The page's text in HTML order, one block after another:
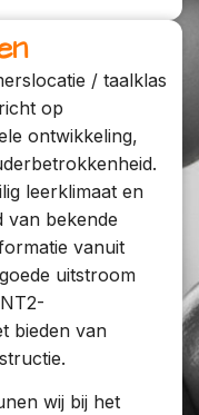
/ taalklas
op
ontwikkeling,
leerklimaat en
bekende
vanuit
uitstroom
bieden van
wij bij het